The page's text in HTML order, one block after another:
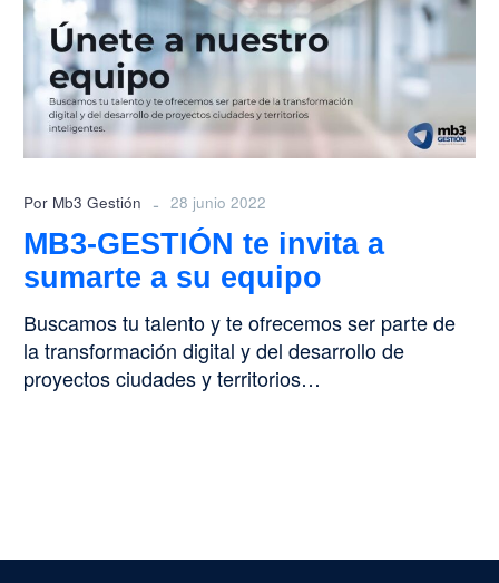
a
sumarte
su
equipo
Por Mb3 Gestión - 28 junio 2022
MB3-GESTIÓN te invita a
sumarte a su equipo
Buscamos tu talento y te ofrecemos ser parte de
la transformación digital y del desarrollo de
proyectos ciudades y territorios…